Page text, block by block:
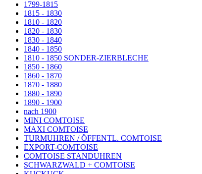
1799-1815
1815 - 1830
1810 - 1820
1820 - 1830
1830 - 1840
1840 - 1850
1810 - 1850 SONDER-ZIERBLECHE
1850 - 1860
1860 - 1870
1870 - 1880
1880 - 1890
1890 - 1900
nach 1900
MINI COMTOISE
MAXI COMTOISE
TURMUHREN / ÖFFENTL. COMTOISE
EXPORT-COMTOISE
COMTOISE STANDUHREN
SCHWARZWALD + COMTOISE